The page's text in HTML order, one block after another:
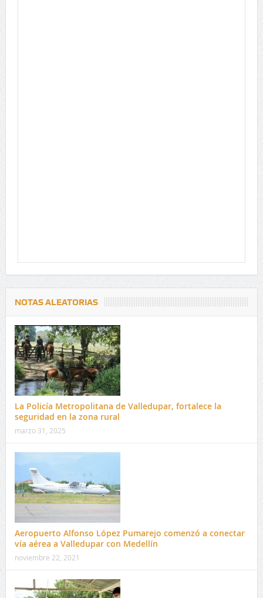
NOTAS ALEATORIAS
La Policía Metropolitana de Valledupar, fortalece la
seguridad en la zona rural
marzo 31, 2025
Aeropuerto Alfonso López Pumarejo comenzó a conectar
vía aérea a Valledupar con Medellín
noviembre 22, 2021